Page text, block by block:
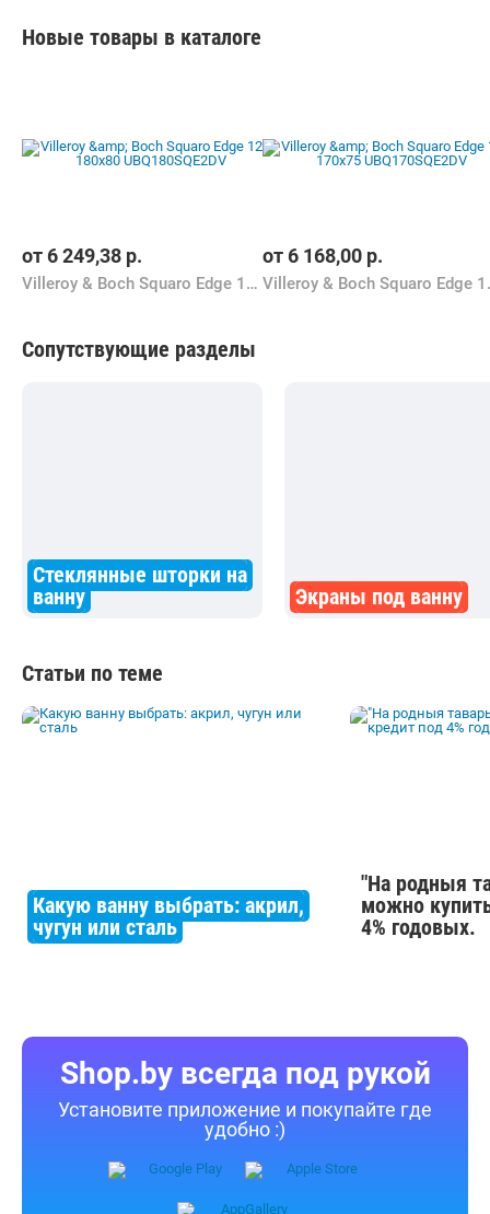
Новые товары в каталоге
от6 249,38 р.
Villeroy & Boch Squaro Edge 12 180x80 UBQ180SQE2DV
от6 168,00 р.
Villeroy
Сопутствующие разделы
Стеклянные шторки на
ванну
Экраны под ванну
Статьи по теме
Какую ванну выбрать: акрил,
чугун или сталь
"На родныя
можно
4% годовых.
Shop.by всегда под рукой
Установите приложение и покупайте где
удобно :)